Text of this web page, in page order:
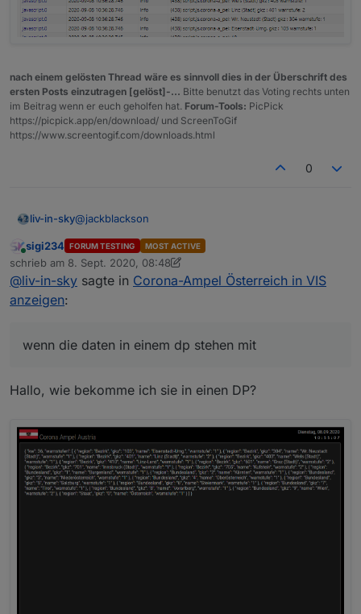
nach einem gelösten Thread wäre es sinnvoll dies in der Überschrift des
ersten Posts einzutragen [gelöst]-... Bitte benutzt das Voting rechts unten
im Beitrag wenn er euch geholfen hat. Forum-Tools: PicPick
https://picpick.app/en/download/ und ScreenToGif
https://www.screentogif.com/downloads.html
0
liv-in-sky@jackblackson
wenn die daten in einem dp stehen mit
let
log(myJson[i].name +" gkz : "+
Online
sigi234 FORUM TESTING MOST ACTIVE
schrieb am 8. Sept. 2020, 08:48
zuletzt editiert von sigi2349. Aug. 2020, 10:56
@liv-in-sky sagte in Corona-Ampel Österreich in VIS
anzeigen:
wenn die daten in einem dp stehen mit
Hallo, wie bekomme ich sie in einen DP?